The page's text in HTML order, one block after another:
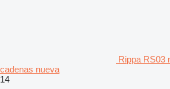
Rippa RS03
cadenas nueva
14